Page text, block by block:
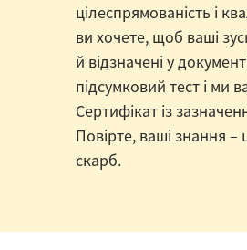
цілеспрямованість і
ви хочете, щоб ваші
й відзначені у
підсумковий тест і ми
Сертифікат із
Повірте, ваші знання
скарб.